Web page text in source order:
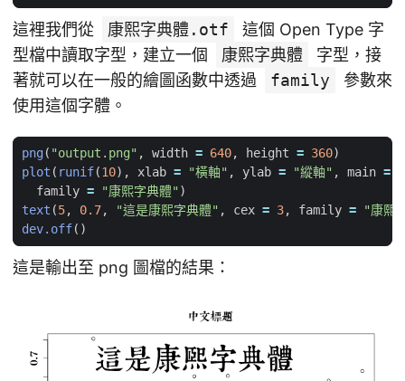
這裡我們從 康熙字典體.otf
這個 Open Type 字
型檔中讀取字型，建立一個
康熙字典體
字型，接
著就可以在一般的繪圖函數中透過
family
參數來
使用這個字體。
png( "output.png" , width = 640, height = 360)
plot ( runif(10), xlab = "橫軸" , ylab = "縱軸" , main =
family = "康熙字典體")
text (5, 0.7, "這是康熙字典體" , cex = 3, family =
"康熙
dev.off()
這是輸出至 png 圖檔的結果：